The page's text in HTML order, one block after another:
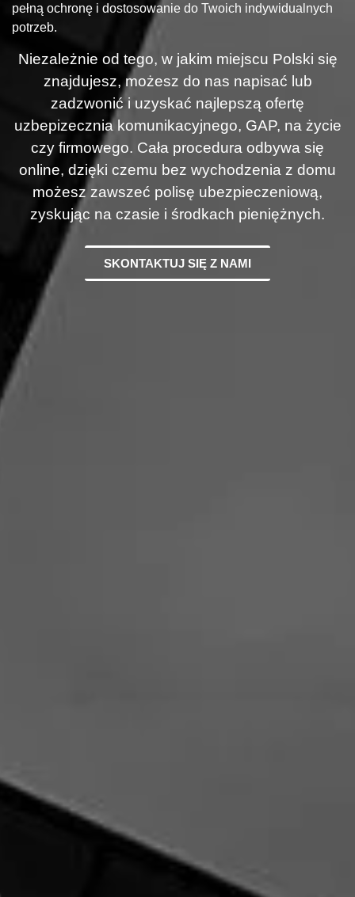
pełną ochronę i dostosowanie do Twoich indywidualnych
potrzeb.
Niezależnie od tego, w jakim miejscu Polski się
znajdujesz, możesz do nas napisać lub
zadzwonić i uzyskać najlepszą ofertę
uzbepizecznia komunikacyjnego, GAP, na życie
czy firmowego. Cała procedura odbywa się
online, dzięki czemu bez wychodzenia z domu
możesz zawszeć polisę ubezpieczeniową,
zyskując na czasie i środkach pieniężnych.
SKONTAKTUJ SIĘ Z NAMI